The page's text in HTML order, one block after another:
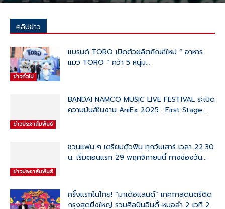
คลิปข่าว
ข่าวทั่วไป
แบรนด์ TORO เปิดตัวผลิตภัณฑ์ใหม่ “ อาหาร
แมว TORO ” คว้า 5 หนุ่ม...
ข่าวประชาสัมพันธ์
BANDAI NAMCO MUSIC LIVE FESTIVAL ระเบิด
ความมันส์ในงาน AniEx 2025 : First Stage...
ข่าวประชาสัมพันธ์
ชวนแฟน ๆ เตรียมตัวฟิน ทุกวันเสาร์ เวลา 22.30
น. เริ่มตอนแรก 29 พฤศจิกายนนี้ ทางช่องวัน...
ครั้งแรกในไทย! “มาเด้อแลนด์” เทศกาลดนตรีติด
กรุงสุดยิ่งใหญ่ รวมศิลปินอินดี้-หมอลำ 2 เวที 2